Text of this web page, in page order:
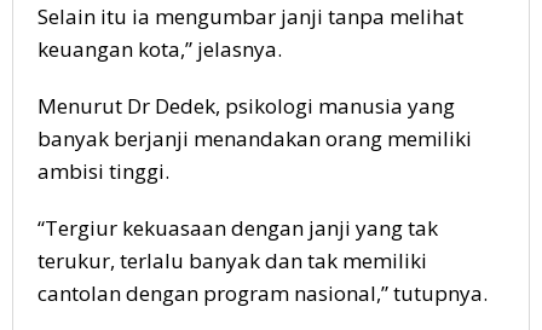
Selain itu ia mengumbar janji tanpa melihat
keuangan kota,” jelasnya.
Menurut Dr Dedek, psikologi manusia yang
banyak berjanji menandakan orang memiliki
ambisi tinggi.
“Tergiur kekuasaan dengan janji yang tak
terukur, terlalu banyak dan tak memiliki
cantolan dengan program nasional,” tutupnya.